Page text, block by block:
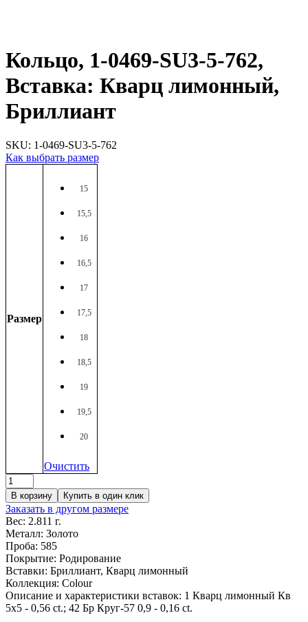
Кольцо, 1-0469-SU3-5-762,
Вставка: Кварц лимонный,
Бриллиант
SKU: 1-0469-SU3-5-762
Как выбрать размер
Размер
15
15,5
16
16,5
17
17,5
18
18,5
19
19,5
20
Очистить
Количество
товара
Кольцо,
1-
0469-
SU3-
5-
762,
Вставка:
Кварц
лимонный,
Бриллиант
В корзину Купить в один клик
Заказать в другом размере
Вес: 2.811 г.
Металл: Золото
Проба: 585
Покрытие: Родирование
Вставки: Бриллиант, Кварц лимонный
Коллекция: Colour
Описание и характеристики вставок: 1 Кварц лимонный Кв
5х5 - 0,56 ct.; 42 Бр Круг-57 0,9 - 0,16 ct.